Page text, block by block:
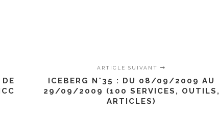
ARTICLE SUIVANT
ICEBERG N°35 : DU 08/09/2009 AU
29/09/2009 (100 SERVICES, OUTILS,
ARTICLES)